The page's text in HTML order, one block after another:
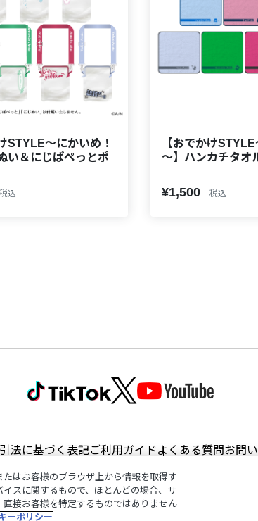
STYLE～にかいめ！
い＆にじぱぺっとポ
税込
【おでかけSTYLE
～】ハンカチタオ
¥1,500 税込
法に基づく表記ご利用ガイド よくある質問お問
©︎ANYCOLOR, Inc.
はお客様のブラウザ上から情報を取得す
スに関するもので、ほとんどの場合、サ
接お客様を特定するものではありません
ーポリシー